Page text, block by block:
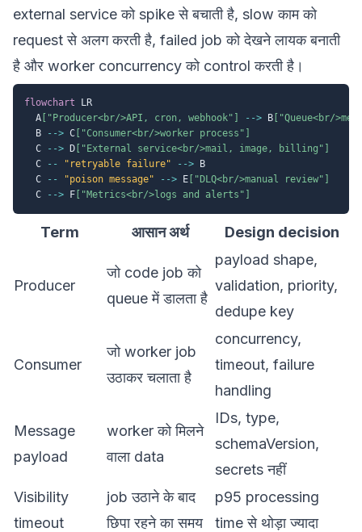
external service को spike से बचाती है, slow काम को
request से अलग करती है, failed job को देखने लायक बनाती
है और worker concurrency को control करती है।
flowchart LR
  A
["Producer<br/>API, cron, webhook"] --> B ["Queue<br/
  B
--> C ["Consumer<br/>worker process"]
  C
--> D ["External service<br/>mail, image, billing"]
  C
-- "retryable failure" --> B
  C
-- "poison message" --> E ["DLQ<br/>manual review"]
  C
--> F ["Metrics<br/>logs and alerts"]
Term आसान अर्थ Design decision
Producer
जो code job को
queue में डालता है
payload shape,
validation, priority,
dedupe key
Consumer
जो worker job
उठाकर चलाता है
concurrency,
timeout, failure
handling
Message
payload
worker को मिलने
वाला data
IDs, type,
schemaVersion,
secrets नहीं
Visibility
timeout
job उठाने के बाद
छिपा रहने का समय
p95 processing
time से थोड़ा ज्यादा